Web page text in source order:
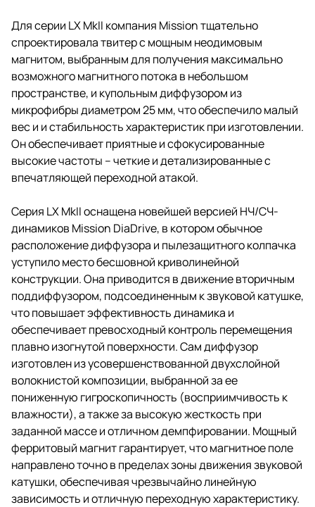
Для серии LX MkII компания Mission тщательно
спроектировала твитер с мощным неодимовым
магнитом, выбранным для получения максимально
возможного магнитного потока в небольшом
пространстве, и купольным диффузором из
микрофибры диаметром 25 мм, что обеспечило малый
вес и и стабильность характеристик при изготовлении.
Он обеспечивает приятные и сфокусированные
высокие частоты – четкие и детализированные с
впечатляющей переходной атакой.
Серия LX MkII оснащена новейшей версией НЧ/СЧ-
динамиков Mission DiaDrive, в котором обычное
расположение диффузора и пылезащитного колпачка
уступило место бесшовной криволинейной
конструкции. Она приводится в движение вторичным
поддиффузором, подсоединенным к звуковой катушке,
что повышает эффективность динамика и
обеспечивает превосходный контроль перемещения
плавно изогнутой поверхности. Сам диффузор
изготовлен из усовершенствованной двухслойной
волокнистой композиции, выбранной за ее
пониженную гигроскопичность (восприимчивость к
влажности), а также за высокую жесткость при
заданной массе и отличном демпфировании. Мощный
ферритовый магнит гарантирует, что магнитное поле
направлено точно в пределах зоны движения звуковой
катушки, обеспечивая чрезвычайно линейную
зависимость и отличную переходную характеристику.